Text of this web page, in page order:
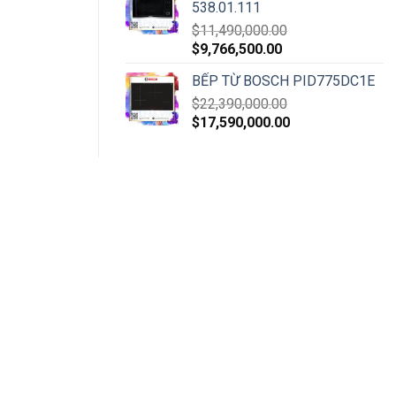
538.01.111
$11,490,000.00
$9,766,500.00
BẾP TỪ BOSCH PID775DC1E
$22,390,000.00
$17,590,000.00